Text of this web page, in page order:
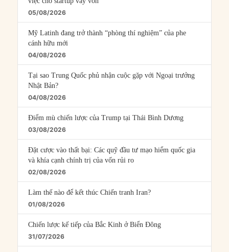
05/08/2026
Mỹ Latinh đang trở thành “phòng thí nghiệm” của phe
cánh hữu mới
04/08/2026
Tại sao Trung Quốc phủ nhận cuộc gặp với Ngoại trưởng
Nhật Bản?
04/08/2026
Điểm mù chiến lược của Trump tại Thái Bình Dương
03/08/2026
Đặt cược vào thất bại: Các quỹ đầu tư mạo hiểm quốc gia
và khía cạnh chính trị của vốn rủi ro
02/08/2026
Làm thế nào để kết thúc Chiến tranh Iran?
01/08/2026
Chiến lược kế tiếp của Bắc Kinh ở Biển Đông
31/07/2026